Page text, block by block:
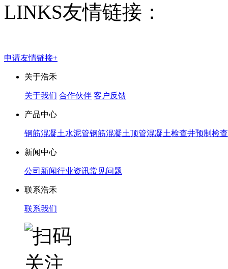
LINKS友情链接：
申请友情链接+
关于浩禾
关于我们 合作伙伴 客户反馈
产品中心
钢筋混凝土水泥管钢筋混凝土顶管混凝土检查井预制检
新闻中心
公司新闻行业资讯常见问题
联系浩禾
联系我们